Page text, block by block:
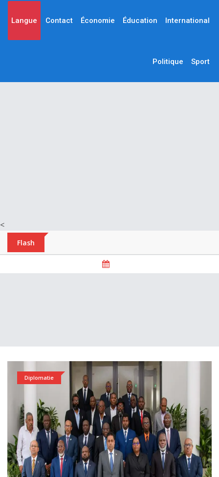
<
Langue Contact Économie Éducation International
Politique Sport
Flash
Diplomatie